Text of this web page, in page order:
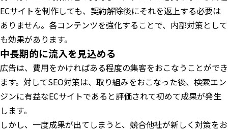
ECサイトを制作しても、契約解除後にそれを返上する必要は
ありません。各コンテンツを強化することで、内部対策として
も効果があります。
中長期的に流入を見込める
広告は、費用をかければある程度の集客をおこなうことができ
ます。対してSEO対策は、取り組みをおこなった後、検索エン
ジンに有益なECサイトであると評価されて初めて成果が発生
します。
しかし、一度成果が出てしまうと、競合他社が新しく対策をお